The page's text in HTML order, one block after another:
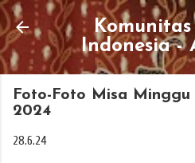
Skip to
Indonesia -
Foto-Foto Misa
2024
28.6.24